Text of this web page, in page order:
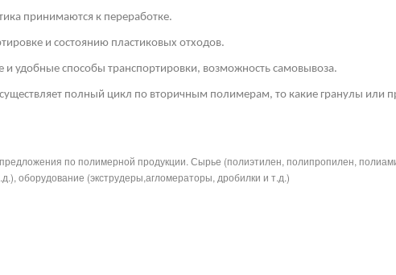
принимаются к переработке.
и состоянию пластиковых отходов.
удобные способы транспортировки, возможность самовывоза.
полный цикл по вторичным полимерам, то какие гранулы или
по полимерной продукции. Сырье (полиэтилен, полипропилен,
оборудование (экструдеры,агломераторы, дробилки и т.д.)